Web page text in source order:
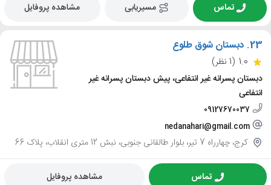
تماس مسیریابی مشاهده پروفایل
23. دبستان شوق طلوع
1.0 (1 نظر)
دبستان پسرانه غیر انتفاعی، پیش دبستان پسرانه غیر
انتفاعی
09127670037
nedanahari@gmail.com
کرج، چهارراه 7 تیر، بلوار طالقانی جنوبی، نبش 12 متری انقلاب، پلاک 66
تماس مشاهده پروفایل